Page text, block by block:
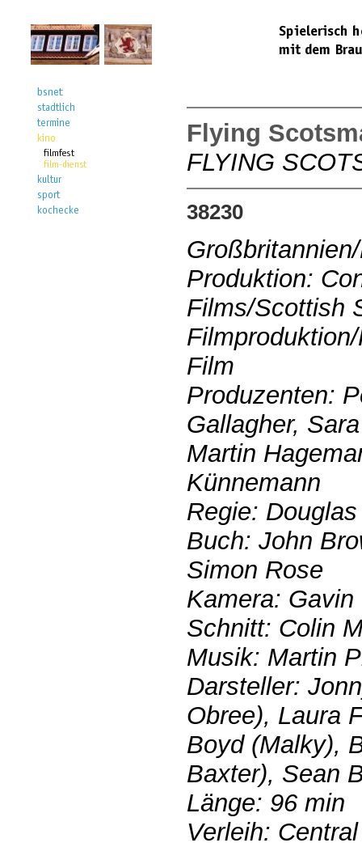
Flying
FLYING
38230
Produktion:
Films/Scottish
Film
Produzenten:
Gallagher,
Martin
Künnemann
Regie:
Buch: John
Simon Rose
Kamera: Gavin
Schnitt: Colin
Musik: Martin
Darsteller:
Obree), Laura
Boyd (Malky),
Baxter), Sean
Länge: 96 min
Verleih: